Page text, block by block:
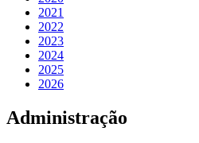
2021
2022
2023
2024
2025
2026
Administração